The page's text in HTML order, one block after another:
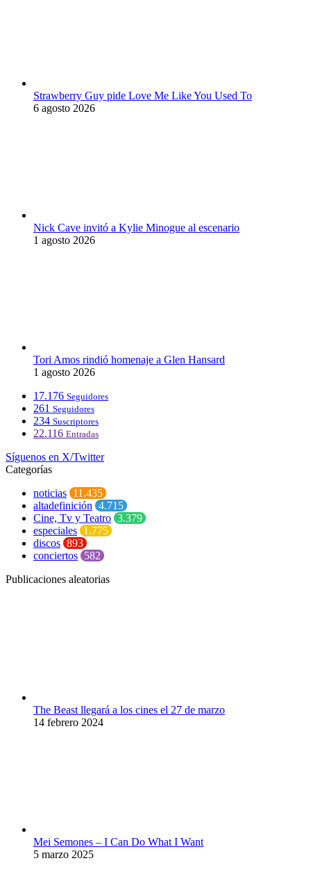
Strawberry Guy pide Love Me Like You Used To
6 agosto 2026
Nick Cave invitó a Kylie Minogue al escenario
1 agosto 2026
Tori Amos rindió homenaje a Glen Hansard
1 agosto 2026
17.176 Seguidores
261 Seguidores
234 Suscriptores
22.116 Entradas
Síguenos en X/Twitter
Categorías
noticias 11.435
altadefinición 4.715
Cine, Tv y Teatro 3.379
especiales 1.775
discos 893
conciertos 582
Publicaciones aleatorias
The Beast llegará a los cines el 27 de marzo
14 febrero 2024
Mei Semones – I Can Do What I Want
5 marzo 2025